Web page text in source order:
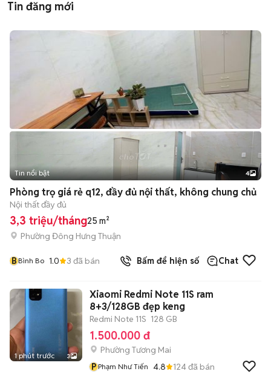
Tin đăng mới
Tin nổi bật 4
Phòng trọ giá rẻ q12, đầy đủ nội thất, không chung chủ
Nội thất đầy đủ
3,3 triệu/tháng25 m²
Phường Đông Hưng Thuận
BBình Bo 1.0 3 đã bán Bấm để hiện số Chat
1 phút trước 3
Xiaomi Redmi Note 11S ram
8+3/128GB đẹp keng
Redmi Note 11S 128 GB
1.500.000 đ
Phường Tương Mai
P Phạm Như Tiến 4.8 124đã bán